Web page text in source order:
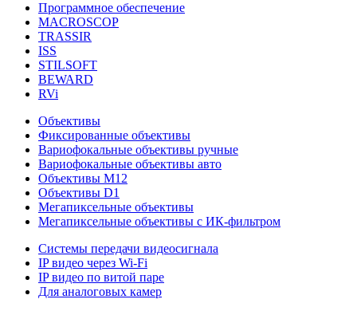
Программное обеспечение
MACROSCOP
TRASSIR
ISS
STILSOFT
BEWARD
RVi
Объективы
Фиксированные объективы
Вариофокальные объективы ручные
Вариофокальные объективы авто
Объективы М12
Объективы D1
Мегапиксельные объективы
Мегапиксельные объективы с ИК-фильтром
Системы передачи видеосигнала
IP видео через Wi-Fi
IP видео по витой паре
Для аналоговых камер